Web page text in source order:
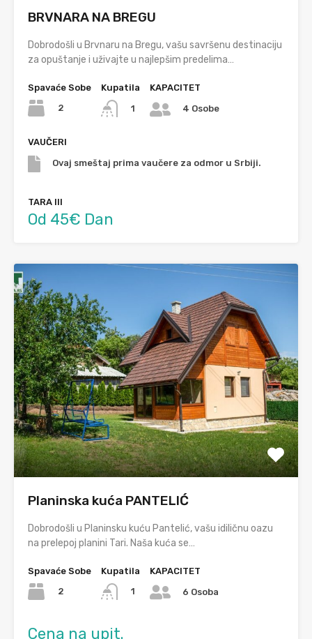
BRVNARA NA BREGU
Dobrodošli u Brvnaru na Bregu, vašu savršenu destinaciju
za opuštanje i uživajte u najlepšim predelima…
Spavaće Sobe
2
Kupatila
1
KAPACITET
4 Osobe
VAUČERI
Ovaj smeštaj prima vaučere za odmor u Srbiji.
TARA III
Od 45€ Dan
Planinska kuća PANTELIĆ
Dobrodošli u Planinsku kuću Pantelić, vašu idiličnu oazu
na prelepoj planini Tari. Naša kuća se…
Spavaće Sobe
2
Kupatila
1
KAPACITET
6 Osoba
Cena na upit.